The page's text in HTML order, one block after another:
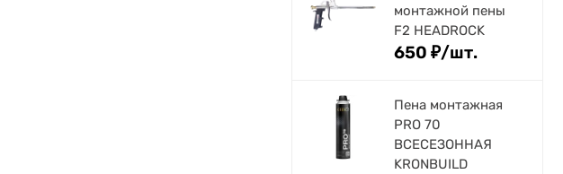
монтажной пены
F2 HEADROCK
650 ₽/шт.
Пена монтажная
PRO 70
ВСЕСЕЗОННАЯ
KRONBUILD